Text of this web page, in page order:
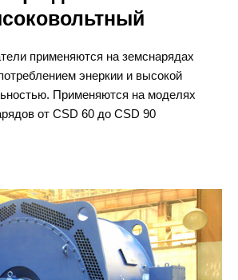
применяются на земснарядах
энеркии и высокой
Применяются на моделях
от CSD 60 до CSD 90